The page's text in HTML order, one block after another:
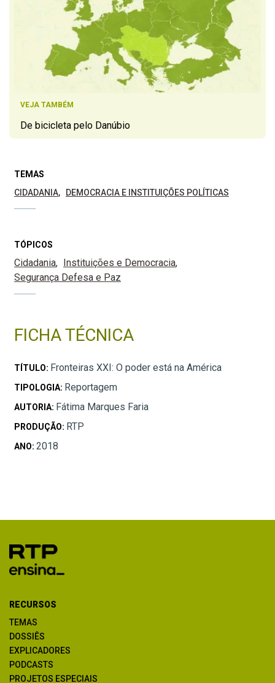
VEJA TAMBÉM
De bicicleta pelo Danúbio
TEMAS
CIDADANIA
DEMOCRACIA E INSTITUIÇÕES POLÍTICAS
TÓPICOS
Cidadania
Instituições e Democracia
Segurança Defesa e Paz
FICHA TÉCNICA
TÍTULO: Fronteiras XXI: O poder está na América
TIPOLOGIA: Reportagem
AUTORIA: Fátima Marques Faria
PRODUÇÃO: RTP
ANO: 2018
RECURSOS
TEMAS
DOSSIÊS
EXPLICADORES
PODCASTS
PROJETOS ESPECIAIS